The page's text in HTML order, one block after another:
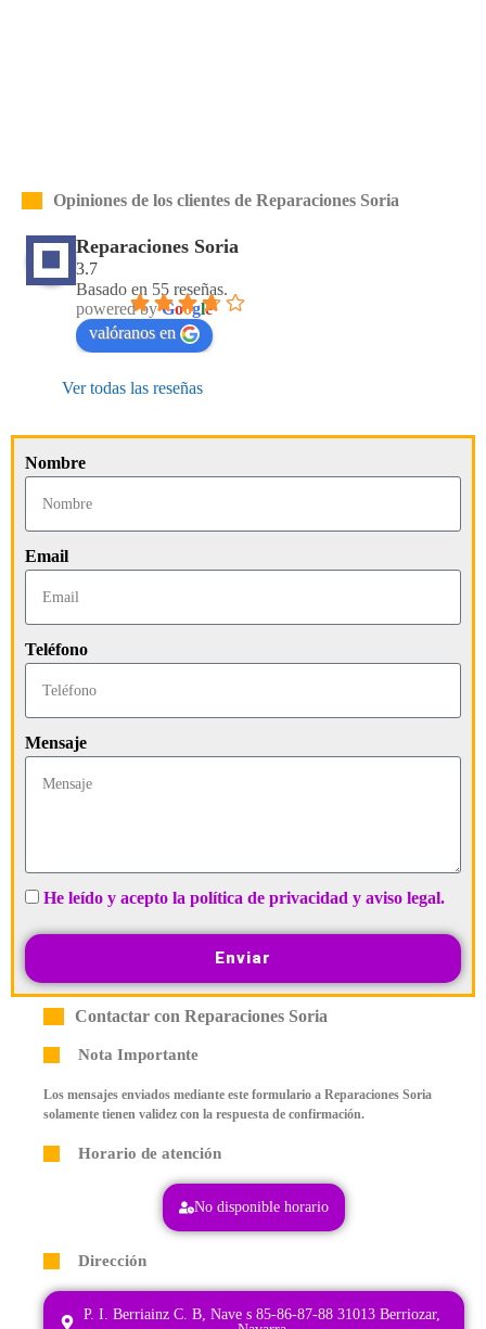
Opiniones de los clientes de Reparaciones Soria
Reparaciones Soria
3.7
Basado en 55 reseñas.
powered byGoogle
valóranos en
Ver todas las reseñas
Nombre
Email
Teléfono
Mensaje
He leído y acepto la política de privacidad y aviso legal.
Enviar
Contactar con Reparaciones Soria
Nota Importante
Los mensajes enviados mediante este formulario a Reparaciones Soria
solamente tienen validez con la respuesta de confirmación.
Horario de atención
No disponible horario
Dirección
P. I. Berriainz C. B, Nave s 85-86-87-88 31013 Berriozar,